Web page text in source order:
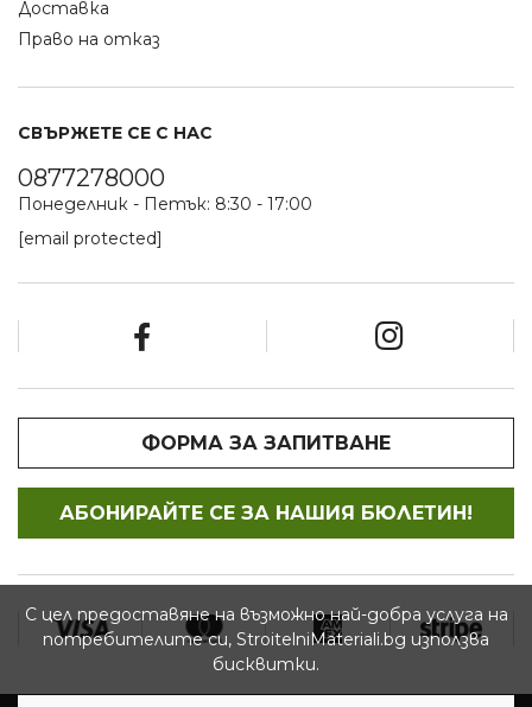
Доставка
Право на отказ
СВЪРЖЕТЕ СЕ С НАС
0877278000
Понеделник - Петък: 8:30 - 17:00
[email protected]
ФОРМА ЗА ЗАПИТВАНЕ
АБОНИРАЙТЕ СЕ ЗА НАШИЯ БЮЛЕТИН!
С цел предоставяне на възможно най-добра услуга на
потребителите си, StroitelniMateriali.bg използва
бисквитки.